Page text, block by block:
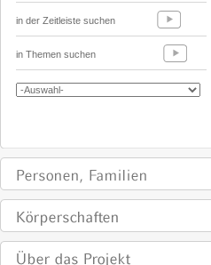
in der Zeitleiste suchen
in Themen suchen